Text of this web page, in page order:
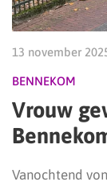
13 november
BENNEKOM
Vrouw
Vanochtend